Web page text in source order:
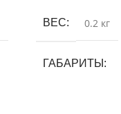
ВЕС 0.2 кг
ГАБАРИТЫ